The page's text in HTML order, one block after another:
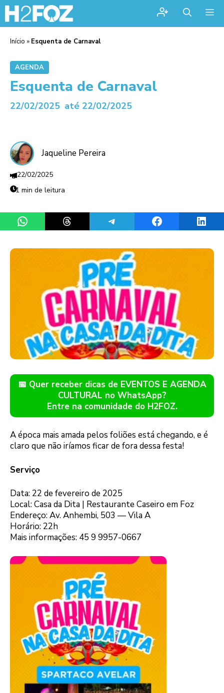
Início » Esquenta de Carnaval
AGENDA
Esquenta de Carnaval
22/02/2025 até 22/02/2025
Jaqueline Pereira
22/02/2025
1 min de leitura
Share on WhatsAppShare on ThreadsShare on TelegramShare on Facebook
📅 Quer receber dicas de EVENTOS E AGENDA
CULTURAL no WhatsApp?
Entre na comunidade do H2FOZ.
A época mais amada pelos foliões está chegando, e é
claro que não iríamos ficar de fora dessa festa!
Serviço
Data: 22 de fevereiro de 2025
Local: Casa da Dita | Restaurante Caseiro em Foz
Endereço: Av. Anhembi, 503 — Vila A
Horário: 22h
Mais informações: 45 9 9957-0667